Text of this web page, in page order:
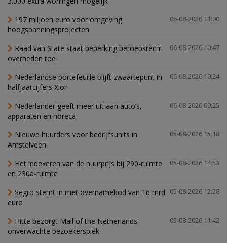
06-08-2026 11:00
197 miljoen euro voor omgeving
hoogspanningsprojecten
06-08-2026 10:47
Raad van State staat beperking beroepsrecht
overheden toe
06-08-2026 10:24
Nederlandse portefeuille blijft zwaartepunt in
halfjaarcijfers Xior
06-08-2026 09:25
Nederlander geeft meer uit aan auto’s,
apparaten en horeca
05-08-2026 15:18
Nieuwe huurders voor bedrijfsunits in
Amstelveen
05-08-2026 14:53
Het indexeren van de huurprijs bij 290-ruimte
en 230a-ruimte
05-08-2026 12:28
Segro stemt in met overnamebod van 16 mrd
euro
05-08-2026 11:42
Hitte bezorgt Mall of the Netherlands
onverwachte bezoekerspiek